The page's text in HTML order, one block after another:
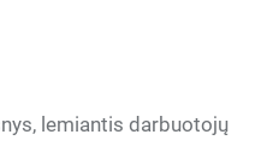
lemiantis darbuotojų